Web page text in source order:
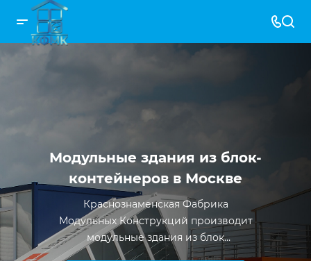
Модульные здания из блок-
контейнеров в Москве
Краснознаменская Фабрика
Модульных Конструкций производит
модульные здания из блок
контейнеров с 2012 года. За все время